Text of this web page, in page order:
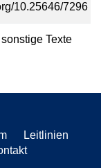
10.25646/7296
Texte
Leitlinien